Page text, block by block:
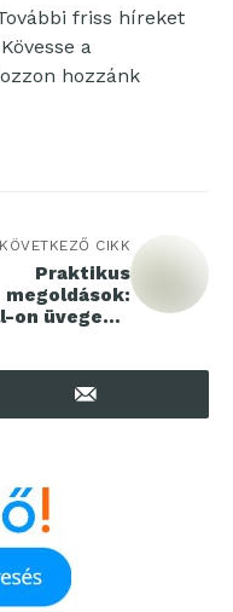
friss híreket
a
hozzánk
KÖVETKEZŐ CIKK
Praktikus
megoldások:
on üvegek a